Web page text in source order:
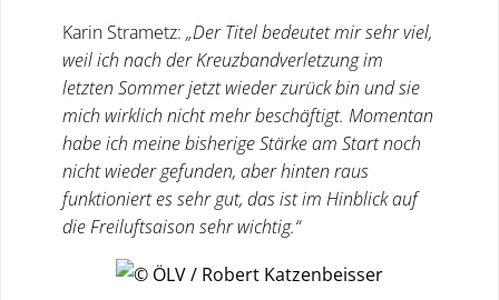
Karin Strametz: „Der Titel bedeutet mir sehr viel,
weil ich nach der Kreuzbandverletzung im
letzten Sommer jetzt wieder zurück bin und sie
mich wirklich nicht mehr beschäftigt. Momentan
habe ich meine bisherige Stärke am Start noch
nicht wieder gefunden, aber hinten raus
funktioniert es sehr gut, das ist im Hinblick auf
die Freiluftsaison sehr wichtig.“